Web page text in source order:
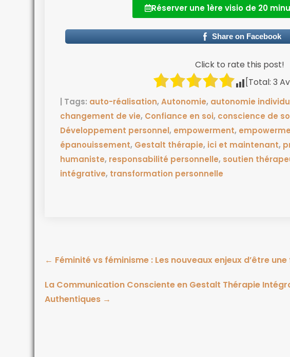
Réserver une 1ère visio de 20
Share on Facebook
Click to rate this post!
[Total:3
| Tags: auto-réalisation, Autonomie, autonomie
changement de vie, Confiance en soi, conscience de
Développement personnel, empowerment,
épanouissement, Gestalt thérapie, ici et maintenant,
humaniste, responsabilité personnelle, soutien
intégrative, transformation personnelle
← Féminité vs féminisme : Les nouveaux enjeux d’être
La Communication Consciente en Gestalt Thérapie
Authentiques →